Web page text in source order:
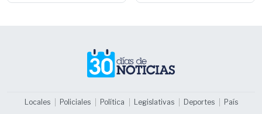
Locales Policiales Política Legislativas Deportes País